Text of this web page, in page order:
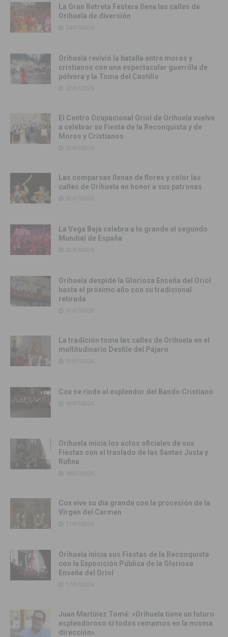
La Gran Retreta Festera llena las calles de
Orihuela de diversión
24/07/2026
Orihuela revivió la batalla entre moros y
cristianos con una espectacular guerrilla de
pólvora y la Toma del Castillo
22/07/2026
El Centro Ocupacional Oriol de Orihuela vuelve
a celebrar su Fiesta de la Reconquista y de
Moros y Cristianos
20/07/2026
Las comparsas llenan de flores y color las
calles de Orihuela en honor a sus patronas
20/07/2026
La Vega Baja celebra a lo grande el segundo
Mundial de España
20/07/2026
Orihuela despide la Gloriosa Enseña del Oriol
hasta el próximo año con su tradicional
retirada
19/07/2026
La tradición toma las calles de Orihuela en el
multitudinario Desfile del Pájaro
19/07/2026
Cox se rinde al esplendor del Bando Cristiano
18/07/2026
Orihuela inicia los actos oficiales de sus
Fiestas con el traslado de las Santas Justa y
Rufina
18/07/2026
Cox vive su día grande con la procesión de la
Virgen del Carmen
17/07/2026
Orihuela inicia sus Fiestas de la Reconquista
con la Exposición Pública de la Gloriosa
Enseña del Oriol
17/07/2026
Juan Martínez Tomé: «Orihuela tiene un futuro
esplendoroso si todos remamos en la misma
dirección»